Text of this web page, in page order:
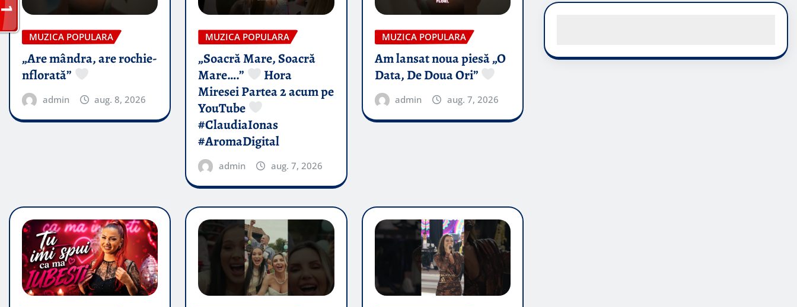
MUZICA POPULARA
„Are mândra, are rochie-
nflorată”
admin aug. 8, 2026
MUZICA POPULARA
„Soacră Mare, Soacră
Mare….”
Hora
Miresei Partea 2 acum pe
YouTube
#ClaudiaIonas
#AromaDigital
admin aug. 7, 2026
MUZICA POPULARA
Am lansat noua piesă „O
Data, De Doua Ori”
admin aug. 7, 2026